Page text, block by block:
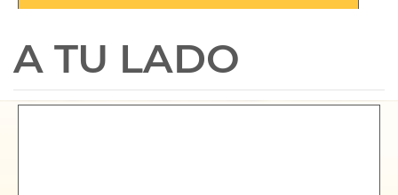
A TU LADO